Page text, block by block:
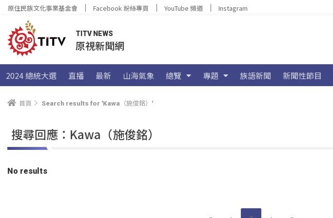
原住民族文化事業基金會 Facebook 粉絲專頁 YouTube 頻道 Instagram
TITV NEWS
原視新聞網
2024 總統大選 直播 最新 山海氣象 總覽 專題 族語新聞 新聞性節目
首頁 Search results for 'Kawa（施俊銘）'
搜尋回應：Kawa（施俊銘）
No results